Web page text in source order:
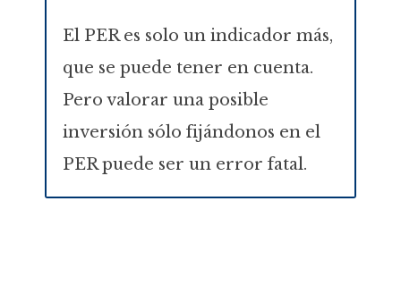
El PER es solo un indicador más,
que se puede tener en cuenta.
Pero valorar una posible
inversión sólo fijándonos en el
PER puede ser un error fatal.